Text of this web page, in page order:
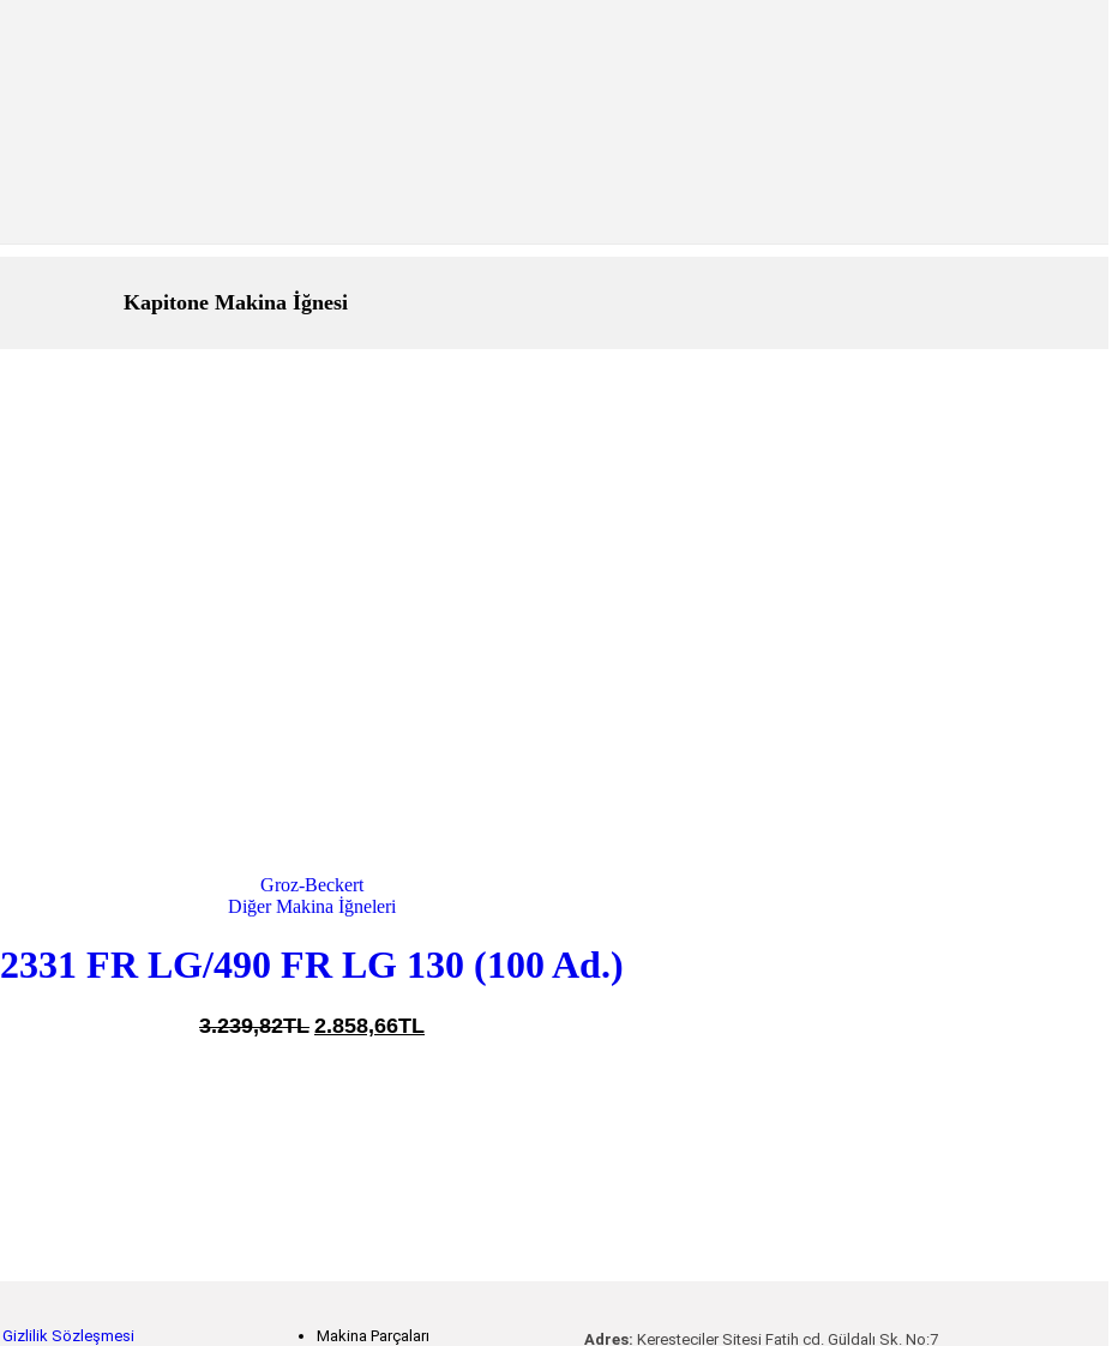
Kapitone Makina İğnesi
Groz-Beckert
Diğer Makina İğneleri
2331 FR LG/490 FR LG 130 (100 Ad.)
3.239,82TL 2.858,66TL
Gizlilik Sözleşmesi
Makina Parçaları
Adres: Keresteciler Sitesi Fatih cd. Güldalı Sk. No:7